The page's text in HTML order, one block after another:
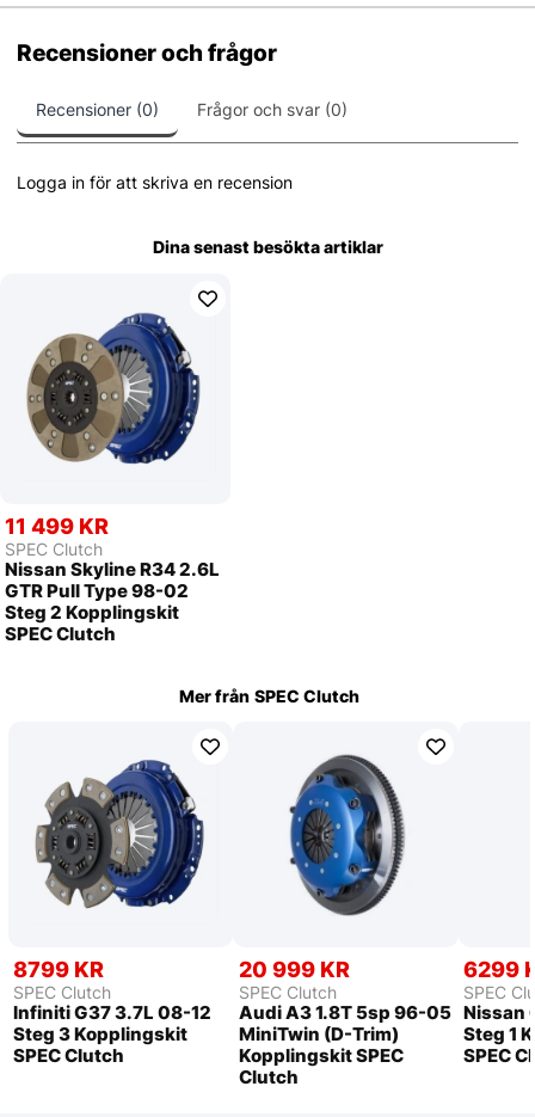
Recensioner och frågor
Recensioner (0) Frågor och svar (0)
Logga in för att skriva en recension
Dina senast besökta artiklar
11 499 KR
SPEC Clutch
Nissan Skyline R34 2.6L
GTR Pull Type 98-02
Steg 2 Kopplingskit
SPEC Clutch
Mer från SPEC Clutch
8799 KR
SPEC Clutch
Infiniti G37 3.7L 08-12
Steg 3 Kopplingskit
SPEC Clutch
20 999 KR
SPEC Clutch
Audi A3 1.8T 5sp 96-05
MiniTwin (D-Trim)
Kopplingskit SPEC
Clutch
6299
SPEC
Nissan
Steg 1
SPEC